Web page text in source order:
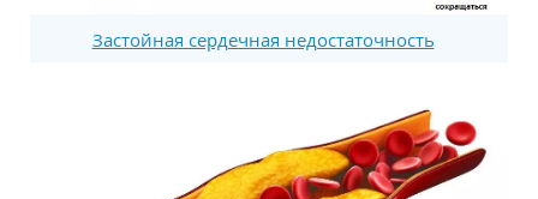
Застойная сердечная недостаточность